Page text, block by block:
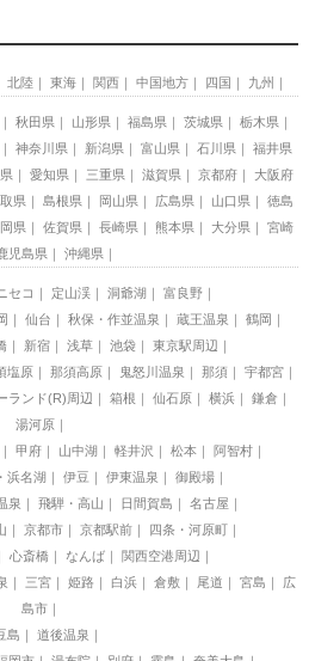
北陸 東海 関西 中国地方 四国 九州
秋田県 山形県 福島県 茨城県
栃木県
神奈川県 新潟県 富山県 石川県
福井県
愛知県 三重県 滋賀県 京都府
大阪府
県 島根県 岡山県 広島県 山口県
徳島
県 佐賀県 長崎県 熊本県 大分県
宮崎
児島県 沖縄県
セコ 定山渓 洞爺湖
富良野
仙台 秋保・作並温泉 蔵王温泉
鶴岡
新宿 浅草 池袋
東京駅周辺
塩原 那須高原 鬼怒川温泉 那須
宇都宮
ランド(R)周辺 箱根 仙石原 横浜
鎌倉
湯河原
甲府 山中湖 軽井沢 松本
阿智村
浜名湖 伊豆 伊東温泉
御殿場
泉 飛騨・高山 日間賀島
名古屋
京都市 京都駅前
四条・河原町
心斎橋 なんば
関西空港周辺
三宮 姫路 白浜 倉敷 尾道 宮島
広
島市
島
道後温泉